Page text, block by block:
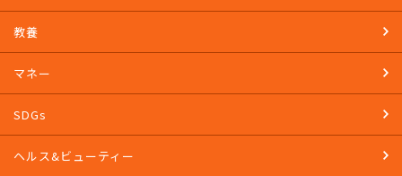
教養
マネー
SDGs
ヘルス&ビューティー